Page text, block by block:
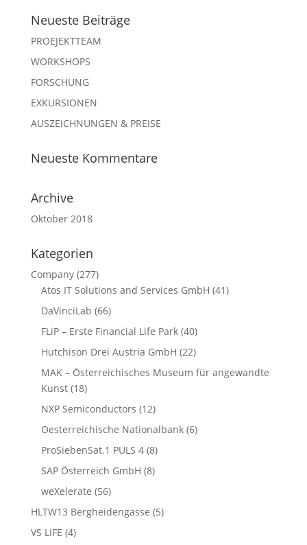
Neueste Beiträge
PROEJEKTTEAM
WORKSHOPS
FORSCHUNG
EXKURSIONEN
AUSZEICHNUNGEN & PREISE
Neueste Kommentare
Archive
Oktober 2018
Kategorien
Company(277)
Atos IT Solutions and Services GmbH (41)
DaVinciLab (66)
FLiP – Erste Financial Life Park(40)
Hutchison Drei Austria GmbH (22)
MAK – Österreichisches Museum für angewandte
Kunst(18)
NXP Semiconductors (12)
Oesterreichische Nationalbank(6)
ProSiebenSat.1 PULS 4(8)
SAP Österreich GmbH (8)
weXelerate (56)
HLTW13 Bergheidengasse (5)
VS LIFE (4)